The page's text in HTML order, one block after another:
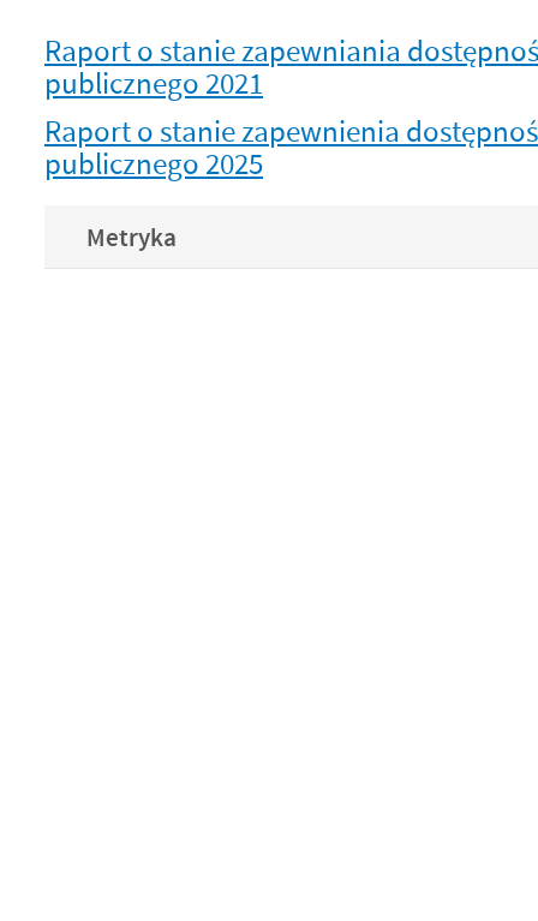
Raport o stanie zapewniania
publicznego 2021
Raport o stanie zapewnienia
publicznego 2025
Metryka